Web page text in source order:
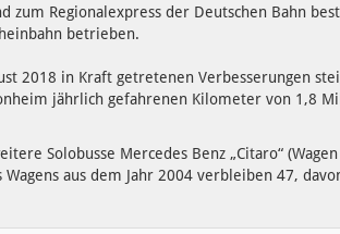
zum Regionalexpress der Deutschen Bahn
betrieben.
2018 in Kraft getretenen Verbesserungen
jährlich gefahrenen Kilometer von 1,8
Solobusse Mercedes Benz „Citaro“
aus dem Jahr 2004 verbleiben 47,